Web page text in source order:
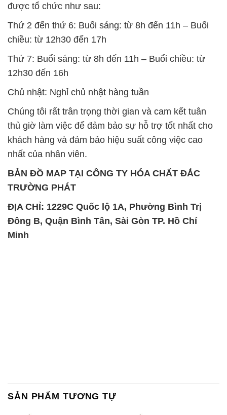
được tổ chức như sau:
Thứ 2 đến thứ 6: Buổi sáng: từ 8h đến 11h – Buổi
chiều: từ 12h30 đến 17h
Thứ 7: Buổi sáng: từ 8h đến 11h – Buổi chiều: từ
12h30 đến 16h
Chủ nhật: Nghỉ chủ nhật hàng tuần
Chúng tôi rất trân trọng thời gian và cam kết tuân
thủ giờ làm việc để đảm bảo sự hỗ trợ tốt nhất cho
khách hàng và đảm bảo hiệu suất công việc cao
nhất của nhân viên.
BẢN ĐỒ MAP TẠI CÔNG TY HÓA CHẤT ĐẮC
TRƯỜNG PHÁT
ĐỊA CHỈ: 1229C Quốc lộ 1A, Phường Bình Trị
Đông B, Quận Bình Tân, Sài Gòn TP. Hồ Chí
Minh
SẢN PHẨM TƯƠNG TỰ